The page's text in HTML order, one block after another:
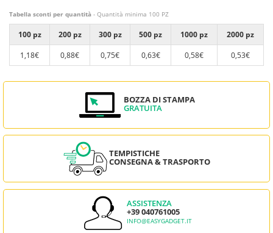
Tabella sconti per quantità - Quantità minima 100 PZ
100 pz 200 pz 300 pz 500 pz 1000 pz
2000 pz
1,18€
0,88€ 0,75€ 0,63€ 0,58€ 0,53€
BOZZA DI STAMPA
GRATUITA
TEMPISTICHE
CONSEGNA & TRASPORTO
ASSISTENZA
+39 040761005
INFO@EASYGADGET.IT